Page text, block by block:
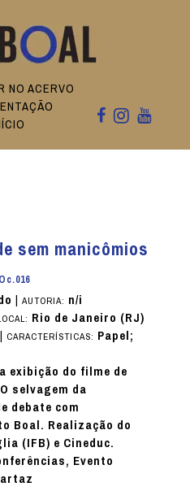
NO ACERVO
sem manicômios
| AUTORIA: n/i
Rio de Janeiro (RJ)
| CARACTERÍSTICAS: Papel;
exibição do filme de
selvagem da
debate com
Boal. Realização do
(IFB) e Cineduc.
Evento